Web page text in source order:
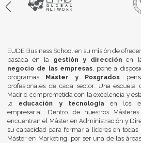
EUDE Business School en su misión de
basada en la gestión y dirección en
negocio de las empresas, pone a
programas Máster y Posgrados
profesionales de cada sector. Una escuela
Madrid comprometida con la excelencia y
la educación y tecnologíaen los
empresarial. Dentro de nuestros
encuentran el Máster en Administración y
su capacidad para formar a líderes en todas
Máster en Marketing, por ser una de las